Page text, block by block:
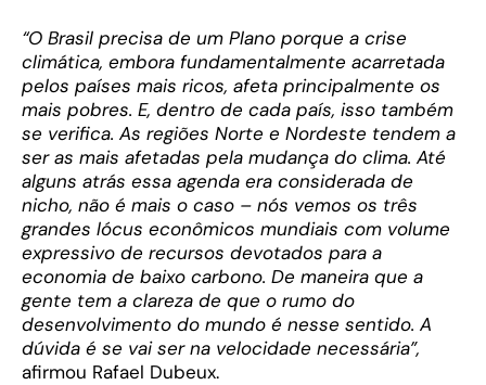
“O Brasil precisa de um Plano porque a crise
climática, embora fundamentalmente acarretada
pelos países mais ricos, afeta principalmente os
mais pobres. E, dentro de cada país, isso também
se verifica. As regiões Norte e Nordeste tendem a
ser as mais afetadas pela mudança do clima. Até
alguns atrás essa agenda era considerada de
nicho, não é mais o caso – nós vemos os três
grandes lócus econômicos mundiais com volume
expressivo de recursos devotados para a
economia de baixo carbono. De maneira que a
gente tem a clareza de que o rumo do
desenvolvimento do mundo é nesse sentido. A
dúvida é se vai ser na velocidade necessária”,
afirmou Rafael Dubeux.